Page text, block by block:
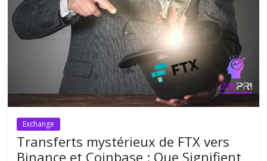
Exchange
Transferts mystérieux de FTX vers
Binance et Coinbase : Que Signifient